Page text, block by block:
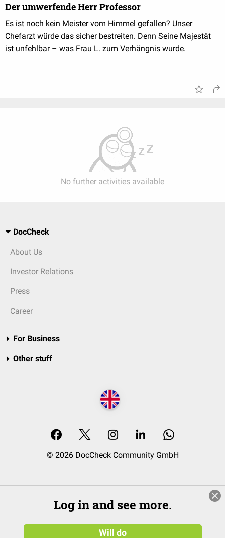
Der umwerfende Herr Professor
Es ist noch kein Meister vom Himmel gefallen? Unser
Chefarzt würde das sicher bestreiten. Denn Seine Majestät
ist unfehlbar – was Frau L. zum Verhängnis wurde.
No further activities available
DocCheck
About Us
Investor Relations
Press
Career
For Business
Other stuff
© 2026 DocCheck Community GmbH
Log in and see more.
Will do